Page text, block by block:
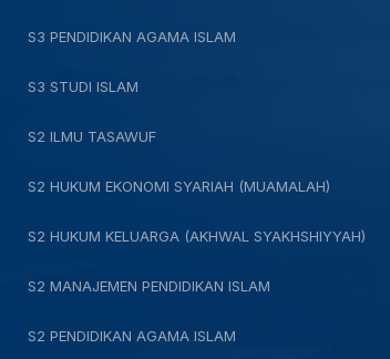
S3 PENDIDIKAN AGAMA ISLAM
S3 STUDI ISLAM
S2 ILMU TASAWUF
S2 HUKUM EKONOMI SYARIAH (MUAMALAH)
S2 HUKUM KELUARGA (AKHWAL SYAKHSHIYYAH)
S2 MANAJEMEN PENDIDIKAN ISLAM
S2 PENDIDIKAN AGAMA ISLAM